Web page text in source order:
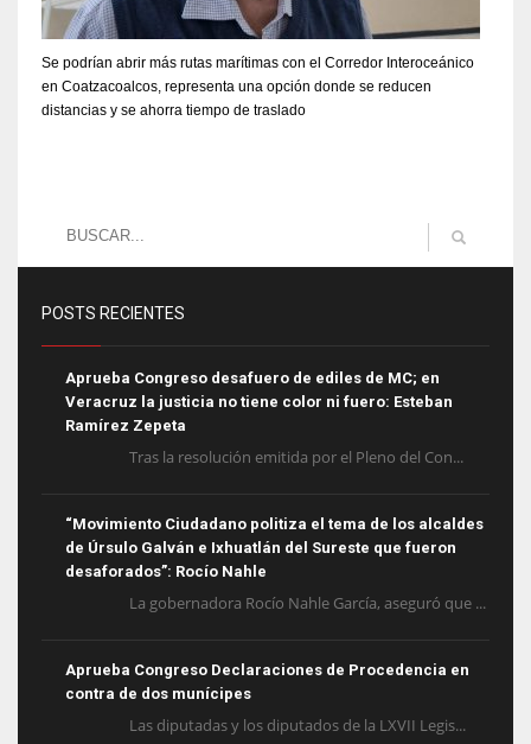
Se podrían abrir más rutas marítimas con el Corredor Interoceánico
en Coatzacoalcos, representa una opción donde se reducen
distancias y se ahorra tiempo de traslado
POSTS RECIENTES
Aprueba Congreso desafuero de ediles de MC; en
Veracruz la justicia no tiene color ni fuero: Esteban
Ramírez Zepeta
Tras la resolución emitida por el Pleno del Con...
“Movimiento Ciudadano politiza el tema de los alcaldes
de Úrsulo Galván e Ixhuatlán del Sureste que fueron
desaforados”: Rocío Nahle
La gobernadora Rocío Nahle García, aseguró que ...
Aprueba Congreso Declaraciones de Procedencia en
contra de dos munícipes
Las diputadas y los diputados de la LXVII Legis...